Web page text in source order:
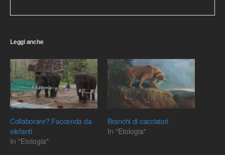
Leggi anche
Collaborare? Faccenda da
elefanti
In "Etologia"
Branchi di cacciatori
In "Etologia"